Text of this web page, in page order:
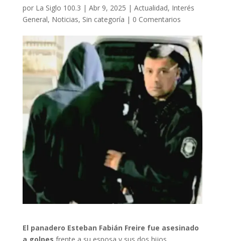
por La Siglo 100.3 | Abr 9, 2025 | Actualidad, Interés
General, Noticias, Sin categoría | 0 Comentarios
El panadero Esteban Fabián Freire fue asesinado
a golpes frente a su esposa y sus dos hijos